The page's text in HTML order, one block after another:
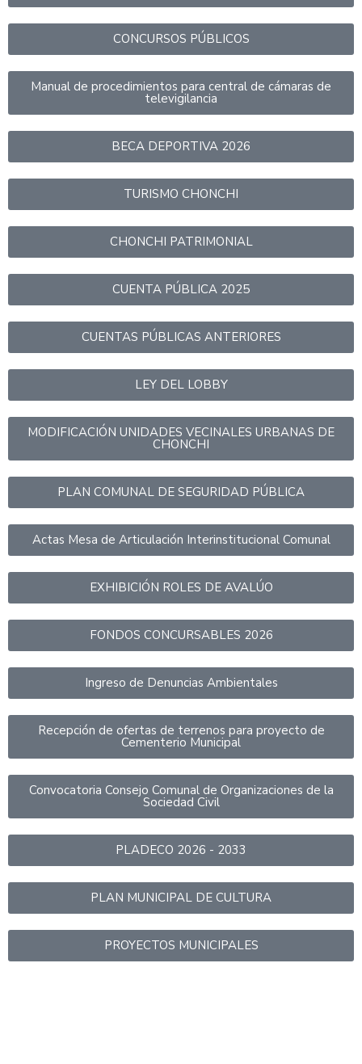
CONCURSOS PÚBLICOS
Manual de procedimientos para central de cámaras de
televigilancia
BECA DEPORTIVA 2026
TURISMO CHONCHI
CHONCHI PATRIMONIAL
CUENTA PÚBLICA 2025
CUENTAS PÚBLICAS ANTERIORES
LEY DEL LOBBY
MODIFICACIÓN UNIDADES VECINALES URBANAS DE
CHONCHI
PLAN COMUNAL DE SEGURIDAD PÚBLICA
Actas Mesa de Articulación Interinstitucional Comunal
EXHIBICIÓN ROLES DE AVALÚO
FONDOS CONCURSABLES 2026
Ingreso de Denuncias Ambientales
Recepción de ofertas de terrenos para proyecto de
Cementerio Municipal
Convocatoria Consejo Comunal de Organizaciones de la
Sociedad Civil
PLADECO 2026 - 2033
PLAN MUNICIPAL DE CULTURA
PROYECTOS MUNICIPALES